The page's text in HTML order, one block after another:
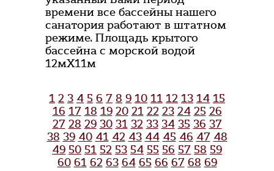
времени все бассейны нашего
санатория работают в штатном
режиме. Площадь крытого
бассейна с морской водой
12мХ11м
1 2 3 4 5 6 7 8 9 10 11 12 13 14 15
16 17 18 19 20 21 22 23 24 25 26
27 28 29 30 31 32 33 34 35 36 37
38 39 40 41 42 43 44 45 46 47 48
49 50 51 52 53 54 55 56 57 58 59
60 61 62 63 64 65 66 67 68 69